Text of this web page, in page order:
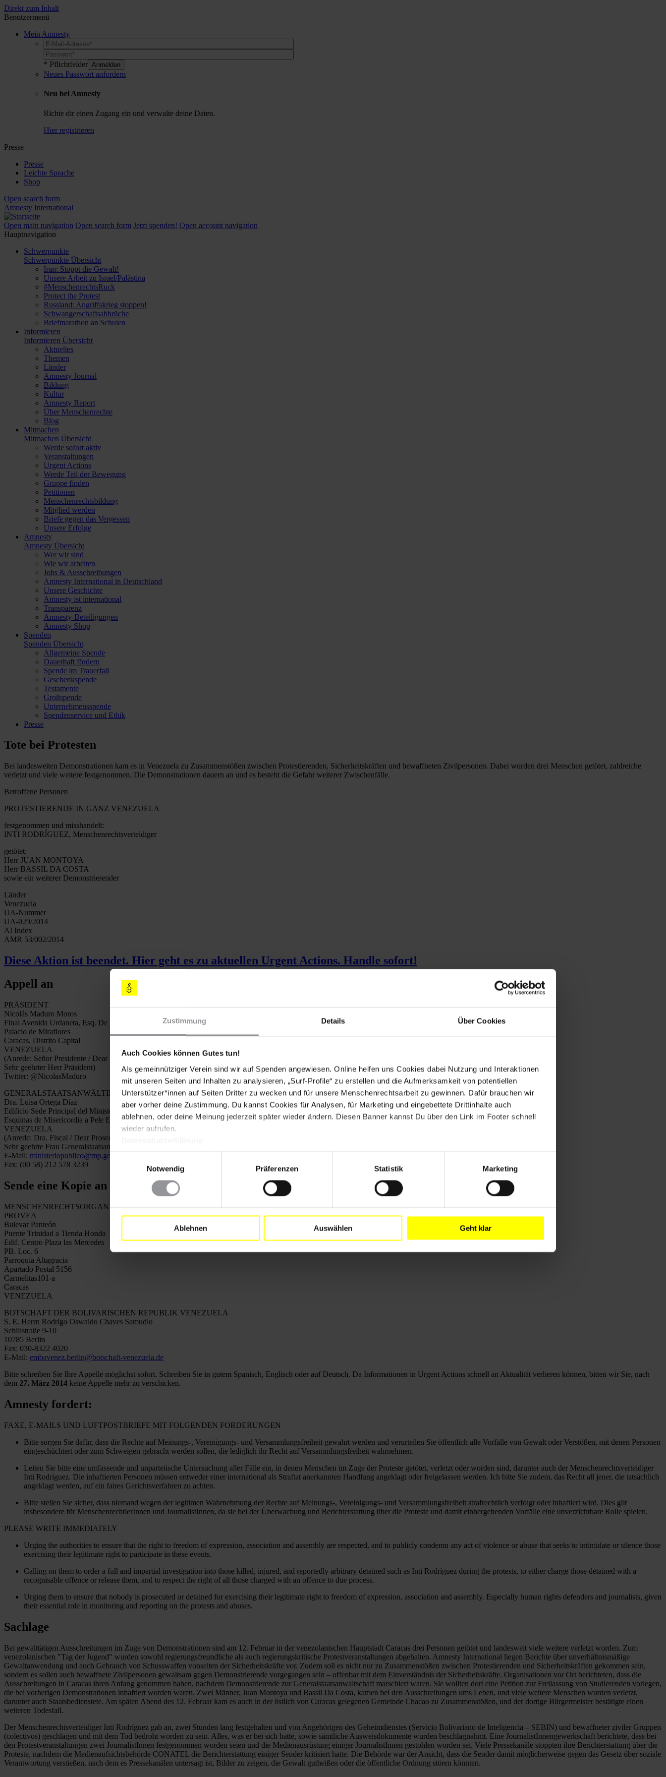
Zustimmung Details Über Cookies
Auch Cookies können Gutes tun!
Als gemeinnütziger Verein sind wir auf Spenden angewiesen. Online helfen uns Cookies dabei Nutzung und Interaktionen
mit unseren Seiten und Inhalten zu analysieren, „Surf-Profile“ zu erstellen und die Aufmerksamkeit von potentiellen
Unterstützer*innen auf Seiten Dritter zu wecken und für unsere Menschenrechtsarbeit zu gewinnen. Dafür brauchen wir
aber vorher deine Zustimmung. Du kannst Cookies für Analysen, für Marketing und eingebettete Drittinhalte auch
ablehnen, oder deine Meinung jederzeit später wieder ändern. Diesen Banner kannst Du über den Link im Footer schnell
wieder aufrufen.
Einwilligungsauswahl
Notwendig
Präferenzen Statistik Marketing
Ablehnen Auswählen Geht klar
Direkt zum Inhalt
Benutzermenü
Mein Amnesty
* Pflichtfelder
Neues Passwort anfordern
Neu bei Amnesty
Richte dir einen Zugang ein und verwalte deine Daten.
Hier registrieren
Presse
Presse
Leichte Sprache
Shop
Open search form
Amnesty International
Open main navigation Open search form Jetzt spenden! Open account navigation
Hauptnavigation
Schwerpunkte
Schwerpunkte Übersicht
Iran: Stoppt die Gewalt!
Unsere Arbeit zu Israel/Palästina
#MenschenrechtsRuck
Protect the Protest
Russland: Angriffskrieg stoppen!
Schwangerschaftsabbrüche
Briefmarathon an Schulen
Informieren
Informieren Übersicht
Aktuelles
Themen
Länder
Amnesty Journal
Bildung
Kultur
Amnesty Report
Über Menschenrechte
Blog
Mitmachen
Mitmachen Übersicht
Werde sofort aktiv
Veranstaltungen
Urgent Actions
Werde Teil der Bewegung
Gruppe finden
Petitionen
Menschenrechtsbildung
Mitglied werden
Briefe gegen das Vergessen
Unsere Erfolge
Amnesty
Amnesty Übersicht
Wer wir sind
Wie wir arbeiten
Jobs & Ausschreibungen
Amnesty International in Deutschland
Unsere Geschichte
Amnesty ist international
Transparenz
Amnesty-Beteiligungen
Amnesty Shop
Spenden
Spenden Übersicht
Allgemeine Spende
Dauerhaft fördern
Spende im Trauerfall
Geschenkspende
Testamente
Großspende
Unternehmensspende
Spendenservice und Ethik
Presse
Tote bei Protesten
Bei landesweiten Demonstrationen kam es in Venezuela zu Zusammenstößen zwischen Protestierenden, Sicherheitskräften und bewaffneten Zivilpersonen. Dabei wurden drei Menschen getötet, zahlreiche
verletzt und viele weitere festgenommen. Die Demonstrationen dauern an und es besteht die Gefahr weiterer Zwischenfälle.
Betroffene Personen
PROTESTIERENDE IN GANZ VENEZUELA
festgenommen und misshandelt:
INTI RODRÍGUEZ, Menschenrechtsverteidiger
getötet:
Herr JUAN MONTOYA
Herr BASSIL DA COSTA
sowie ein weiterer Demonstrierender
Länder
Venezuela
UA-Nummer
UA-029/2014
AI Index
AMR 53/002/2014
Diese Aktion ist beendet. Hier geht es zu aktuellen Urgent Actions. Handle sofort!
Appell an
PRÄSIDENT
Nicolás Maduro Moros
Final Avenida Urdaneta, Esq. De Bolero
Palacio de Miraflores
Caracas, Distrito Capital
VENEZUELA
(Anrede: Señor Presidente / Dear President /
Sehr geehrter Herr Präsident)
Twitter: @NicolasMaduro
GENERALSTAATSANWÄLTIN
Dra. Luisa Ortega Díaz
Edificio Sede Principal del Ministerio Público
Esquinas de Misericordia a Pele El Ojo Av. México Caracas
VENEZUELA
(Anrede: Dra. Fiscal / Dear Prosecutor /
Sehr geehrte Frau Generalstaatsanwältin)
E-Mail: ministeriopublico@mp.gob.ve
Fax: (00 58) 212 578 3239
Sende eine Kopie an
MENSCHENRECHTSORGANISATION
PROVEA
Bulevar Panteón
Puente Trinidad a Tienda Honda
Edif. Centro Plaza las Mercedes
PB. Loc. 6
Parroquia Altagracia
Apartado Postal 5156
Carmelitas101-a
Caracas
VENEZUELA
BOTSCHAFT DER BOLIVARISCHEN REPUBLIK VENEZUELA
S. E. Herrn Rodrigo Oswaldo Chaves Samudio
Schillstraße 9-10
10785 Berlin
Fax: 030-8322 4020
E-Mail: embavenez.berlin@botschaft-venezuela.de
Bitte schreiben Sie Ihre Appelle möglichst sofort. Schreiben Sie in gutem Spanisch, Englisch oder auf Deutsch. Da Informationen in Urgent Actions schnell an Aktualität verlieren können, bitten wir Sie, nach
dem 27. März 2014 keine Appelle mehr zu verschicken.
Amnesty fordert:
FAXE, E-MAILS UND LUFTPOSTBRIEFE MIT FOLGENDEN FORDERUNGEN
Bitte sorgen Sie dafür, dass die Rechte auf Meinungs-, Vereinigungs- und Versammlungsfreiheit gewahrt werden und verurteilen Sie öffentlich alle Vorfälle von Gewalt oder Verstößen, mit denen Personen
eingeschüchtert oder zum Schweigen gebracht werden sollen, die lediglich ihr Recht auf Versammlungsfreiheit wahrnehmen.
Leiten Sie bitte eine umfassende und unparteiische Untersuchung aller Fälle ein, in denen Menschen im Zuge der Proteste getötet, verletzt oder worden sind, darunter auch der Menschenrechtsverteidiger
Inti Rodríguez. Die inhaftierten Personen müssen entweder einer international als Straftat anerkannten Handlung angeklagt oder freigelassen werden. Ich bitte Sie zudem, das Recht all jener, die tatsächlich
angeklagt werden, auf ein faires Gerichtsverfahren zu achten.
Bitte stellen Sie sicher, dass niemand wegen der legitimen Wahrnehmung der Rechte auf Meinungs-, Vereinigungs- und Versammlungsfreiheit strafrechtlich verfolgt oder inhaftiert wird. Dies gilt
insbesondere für MenschenrechtlerInnen und JournalistInnen, da sie bei der Überwachung und Berichterstattung über die Proteste und damit einhergehenden Vorfälle eine unverzichtbare Rolle spielen.
PLEASE WRITE IMMEDIATELY
Urging the authorities to ensure that the right to freedom of expression, association and assembly are respected, and to publicly condemn any act of violence or abuse that seeks to intimidate or silence those
exercising their legitimate right to participate in these events.
Calling on them to order a full and impartial investigation into those killed, injured, and reportedly arbitrary detained such as Inti Rodríguez during the protests, to either charge those detained with a
recognisable offence or release them, and to respect the right of all those charged with an offence to due process.
Urging them to ensure that nobody is prosecuted or detained for exercising their legitimate right to freedom of expression, association and assembly. Especially human rights defenders and journalists, given
their essential role in monitoring and reporting on the protests and abuses.
Sachlage
Bei gewalttätigen Ausschreitungen im Zuge von Demonstrationen sind am 12. Februar in der venezolanischen Hauptstadt Caracas drei Personen getötet und landesweit viele weitere verletzt worden. Zum
venezolanischen "Tag der Jugend" wurden sowohl regierungsfreundliche als auch regierungskritische Protestveranstaltungen abgehalten. Amnesty International liegen Berichte über unverhältnismäßige
Gewaltanwendung und auch Gebrauch von Schusswaffen vonseiten der Sicherheitskräfte vor. Zudem soll es nicht nur zu Zusammenstößen zwischen Protestierenden und Sicherheitskräften gekommen sein,
sondern es sollen auch bewaffnete Zivilpersonen gewaltsam gegen Demonstrierende vorgegangen sein – offenbar mit dem Einverständnis der Sicherheitskräfte. Organisationen vor Ort berichteten, dass die
Ausschreitungen in Caracas ihren Anfang genommen haben, nachdem Demonstrierende zur Generalstaatsanwaltschaft marschiert waren. Sie wollten dort eine Petition zur Freilassung von Studierenden vorlegen,
die bei vorherigen Demonstrationen inhaftiert worden waren. Zwei Männer, Juan Montoya und Bassil Da Costa, kamen bei den Ausschreitungen ums Leben, und viele weitere Menschen wurden verletzt,
darunter auch Staatsbedienstete. Am späten Abend des 12. Februar kam es auch in der östlich von Caracas gelegenen Gemeinde Chacao zu Zusammenstößen, und der dortige Bürgermeister bestätigte einen
weiteren Todesfall.
Der Menschenrechtsverteidiger Inti Rodríguez gab an, zwei Stunden lang festgehalten und von Angehörigen des Geheimdienstes (Servicio Bolivariano de Inteligencia – SEBIN) und bewaffneter ziviler Gruppen
(colectivos) geschlagen und mit dem Tod bedroht worden zu sein. Alles, was er bei sich hatte, sowie sämtliche Ausweisdokumente wurden beschlagnahmt. Eine JournalistInnengewerkschaft berichtete, dass bei
den Protestveranstaltungen zwei JournalistInnen festgenommen worden seien und die Medienausrüstung einiger JournalistInnen gestohlen worden sei. Viele Pressekanäle stoppten ihre Berichterstattung über die
Proteste, nachdem die Medienaufsichtsbehörde CONATEL die Berichterstattung einiger Sender kritisiert hatte. Die Behörde war der Ansicht, dass die Sender damit möglicherweise gegen das Gesetz über soziale
Verantwortung verstießen, nach dem es Pressekanälen untersagt ist, Bilder zu zeigen, die Gewalt gutheißen oder die öffentliche Ordnung stören könnten.